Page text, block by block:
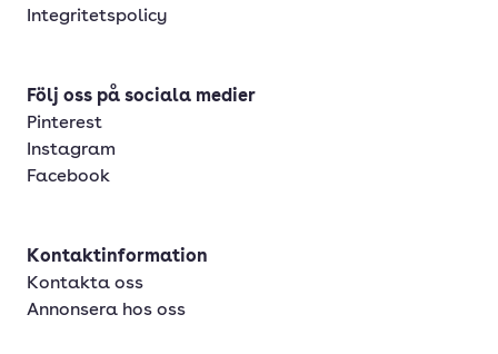
Integritetspolicy
Följ oss på sociala medier
Pinterest
Instagram
Facebook
Kontaktinformation
Kontakta oss
Annonsera hos oss